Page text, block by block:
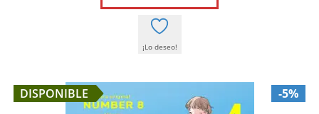
9,00 €. 8,55 €.
¡Lo deseo!
DISPONIBLE -5%